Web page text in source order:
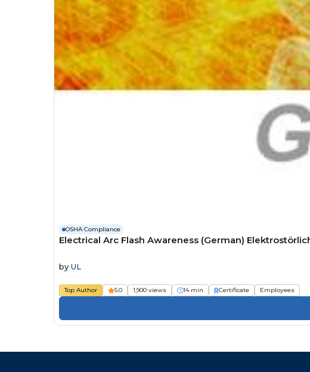
OSHA Compliance
Electrical Arc Flash Awareness (German)
by UL
Top Author 5.0 1,900 views 14 min Certificate Employees